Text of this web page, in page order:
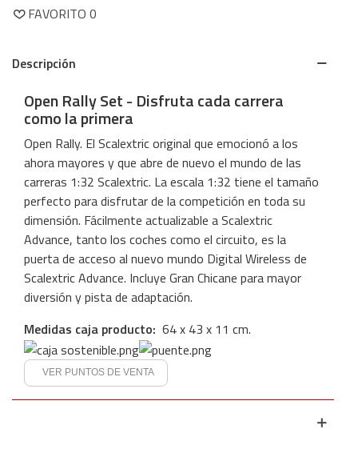
FAVORITO 0
Descripción
Open Rally Set - Disfruta cada carrera
como la primera
Open Rally. El Scalextric original que emocionó a los
ahora mayores y que abre de nuevo el mundo de las
carreras 1:32 Scalextric. La escala 1:32 tiene el tamaño
perfecto para disfrutar de la competición en toda su
dimensión. Fácilmente actualizable a Scalextric
Advance, tanto los coches como el circuito, es la
puerta de acceso al nuevo mundo Digital Wireless de
Scalextric Advance. Incluye Gran Chicane para mayor
diversión y pista de adaptación.
Medidas caja producto: 64x 43 x 11 cm.
VER PUNTOS DE VENTA